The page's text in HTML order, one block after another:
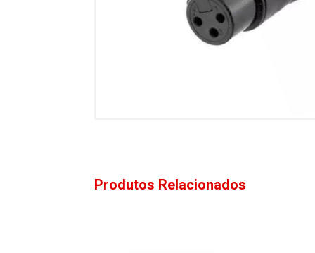
Produtos Relacionados